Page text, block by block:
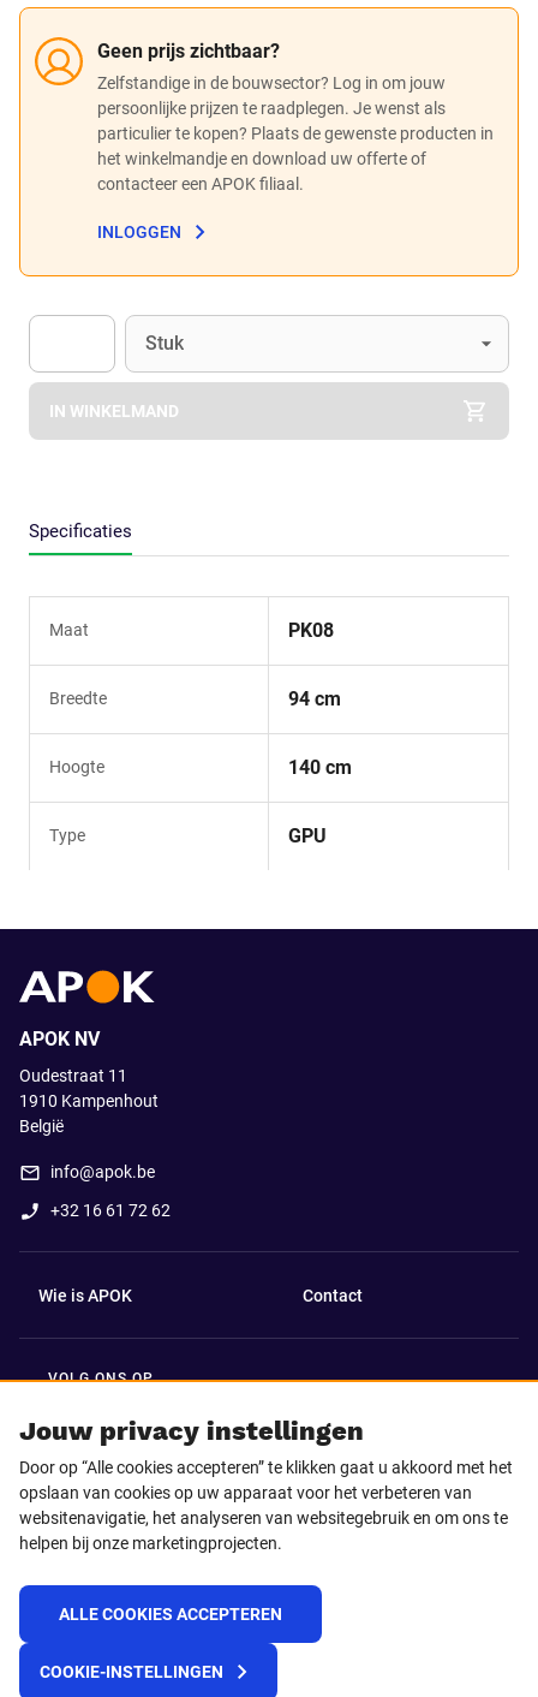
Geen prijs zichtbaar?
Zelfstandige in de bouwsector? Log in om jouw
persoonlijke prijzen te raadplegen. Je wenst als
particulier te kopen? Plaats de gewenste producten in
het winkelmandje en download uw offerte of
contacteer een APOK filiaal.
INLOGGEN
Apok.Product.Detail.AddToCart.Quantity (Optioneel)
Eenheid
Stuk
IN WINKELMAND
Specificaties
Maat PK08
Breedte 94 cm
Hoogte 140 cm
Type GPU
Jouw privacy instellingen
Door op “Alle cookies accepteren” te klikken gaat u akkoord met het
opslaan van cookies op uw apparaat voor het verbeteren van
websitenavigatie, het analyseren van websitegebruik en om ons te
helpen bij onze marketingprojecten.
ALLE COOKIES ACCEPTEREN
COOKIE-INSTELLINGEN
APOK NV
Oudestraat 11
1910 Kampenhout
België
info@apok.be
+32 16 61 72 62
Wie is APOK Contact
VOLG ONS OP
Facebook LinkedIn
Instagram TikTok